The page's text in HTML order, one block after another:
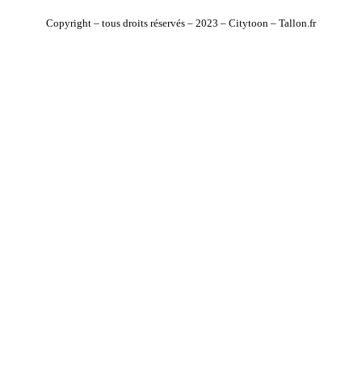
Copyright – tous droits réservés – 2023 – Citytoon – Tallon.fr